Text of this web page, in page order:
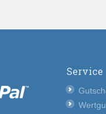
Service